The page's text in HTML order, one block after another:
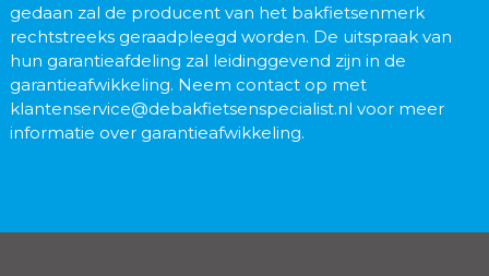
gedaan zal de producent van het bakfietsenmerk
rechtstreeks geraadpleegd worden. De uitspraak van
hun garantieafdeling zal leidinggevend zijn in de
garantieafwikkeling. Neem contact op met
klantenservice@debakfietsenspecialist.nl voor meer
informatie over garantieafwikkeling.